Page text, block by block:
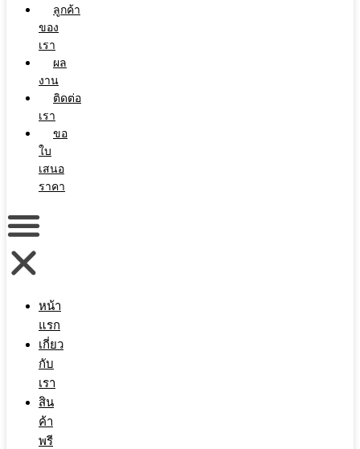
ลูกค้า
ของ
เรา
ผล
งาน
ติดต่อ
เรา
ขอ
ใบ
เสนอ
ราคา
หน้า
แรก
เกี่ยว
กับ
เรา
สิน
ค้า
พรี